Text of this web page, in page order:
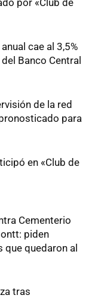
cae al 3,5%
Banco Central
de la red
para
en «Club de
Cementerio
piden
que quedaron al
tras